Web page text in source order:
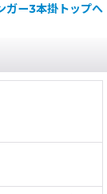
ガー3本掛トップへ